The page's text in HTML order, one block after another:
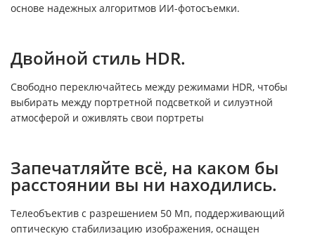
основе надежных алгоритмов ИИ-фотосъемки.
Двойной стиль HDR.
Свободно переключайтесь между режимами HDR, чтобы
выбирать между портретной подсветкой и силуэтной
атмосферой и оживлять свои портреты
Запечатляйте всё, на каком бы
расстоянии вы ни находились.
Телеобъектив с разрешением 50 Мп, поддерживающий
оптическую стабилизацию изображения, оснащен